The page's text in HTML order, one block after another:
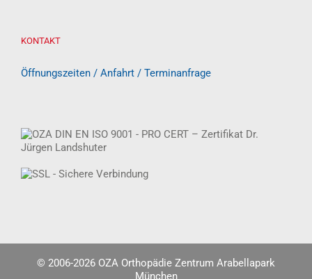
KONTAKT
Öffnungszeiten / Anfahrt / Terminanfrage
© 2006-2026 OZA Orthopädie Zentrum Arabellapark